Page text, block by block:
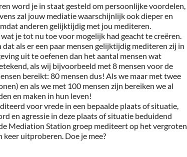
word je in staat gesteld om persoonlijke voordelen,
zal jouw mediatie waarschijnlijk ook dieper en
anderen gelijktijdig met jou mediteren.
je tot nu toe voor mogelijk had geacht te creëren.
als er een paar mensen gelijktijdig mediteren zij in
uit te oefenen dan het aantal mensen wat
als wij bijvoorbeeld met 8 mensen voor de
bereikt: 80 mensen dus! Als we maar met twee
en als we met 100 mensen zijn bereiken we al
en maken in hun leven!
voor vrede in een bepaalde plaats of situatie,
en agressie in deze plaats of situatie beduidend
Mediation Station groep mediteert op het vergroten
keer uitproberen. Doe je mee?